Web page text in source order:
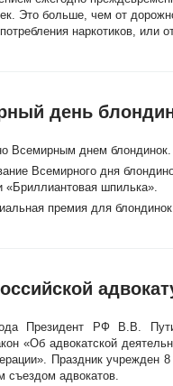
Это больше, чем от
наркотиков, или
день
Всемирным днем блондинок.
Всемирного дня
«Бриллиантовая шпилька».
премия для
Президент РФ В.В.
«Об адвокатской
Праздник учрежден
съездом адвокатов.